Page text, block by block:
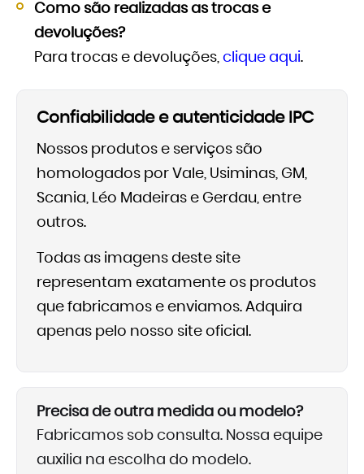
Como são realizadas as trocas e
devoluções?
Para trocas e devoluções, clique aqui.
Confiabilidade e autenticidade IPC
Nossos produtos e serviços são
homologados por Vale, Usiminas, GM,
Scania, Léo Madeiras e Gerdau, entre
outros.
Todas as imagens deste site
representam exatamente os produtos
que fabricamos e enviamos. Adquira
apenas pelo nosso site oficial.
Precisa de outra medida ou modelo?
Fabricamos sob consulta. Nossa equipe
auxilia na escolha do modelo.